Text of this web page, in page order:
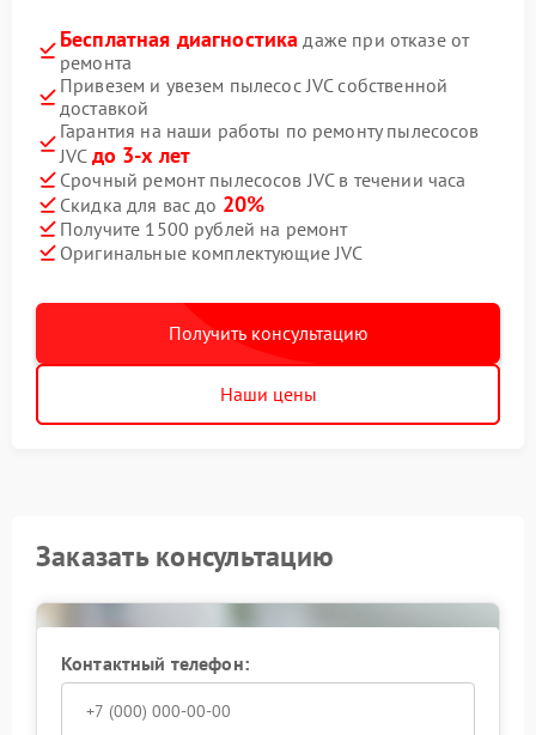
Бесплатная диагностика даже при отказе от
ремонта
Привезем и увезем пылесос JVC собственной
доставкой
Гарантия на наши работы по ремонту пылесосов
JVC до 3-х лет
Срочный ремонт пылесосов JVC в течении часа
Скидка для вас до 20%
Получите 1500 рублей на ремонт
Оригинальные комплектующие JVC
Получить консультацию
Наши цены
Заказать консультацию
Контактный телефон: